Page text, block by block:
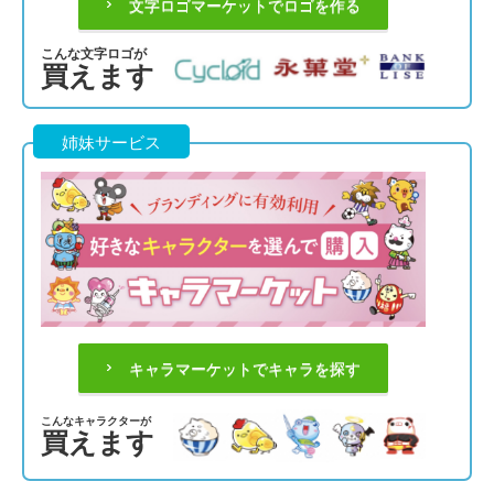
文字ロゴマーケットでロゴを作る
こんな文字ロゴが
買えます
姉妹サービス
キャラマーケットでキャラを探す
こんなキャラクターが
買えます